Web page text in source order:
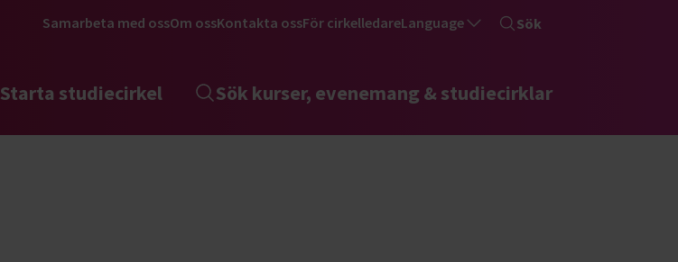
Samarbeta med ossOm ossKontakta ossFör cirkelledareLanguage Sök
Starta studiecirkel Sök kurser, evenemang & studiecirklar